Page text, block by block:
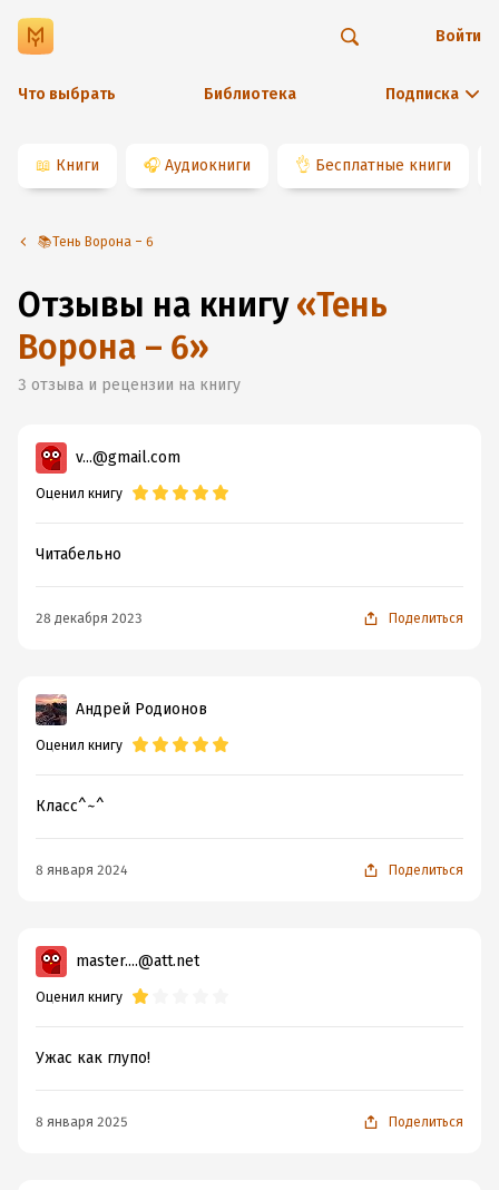
Что выбрать Библиотека Подписка
Войти
📖 Книги 🎧 Аудиокниги 👌 Бесплатные книги
📚Тень Ворона – 6
Отзывы на книгу «Тень
Ворона – 6»
3 отзыва и рецензии на книгу
v...@gmail.com
Оценил книгу
Читабельно
28 декабря 2023 Поделиться
Андрей Родионов
Оценил книгу
Класс^~^
8 января 2024 Поделиться
master....@att.net
Оценил книгу
Ужас как глупо!
8 января 2025 Поделиться